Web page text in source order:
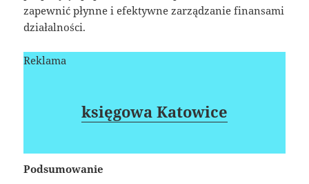
zapewnić płynne i efektywne zarządzanie finansami
działalności.
Reklama
księgowa Katowice
Podsumowanie